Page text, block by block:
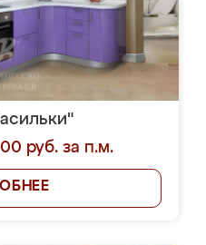
руб. за п.м.